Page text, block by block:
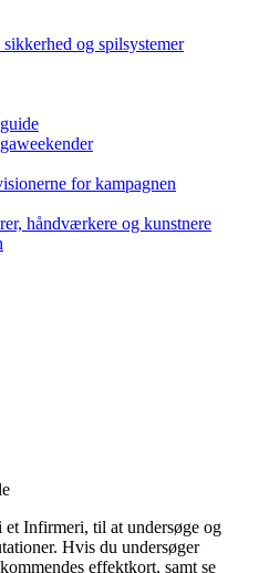
og spilsystemer
for kampagnen
håndværkere og kunstnere
et Infirmeri, til at undersøge og
Hvis du undersøger
effektkort, samt se